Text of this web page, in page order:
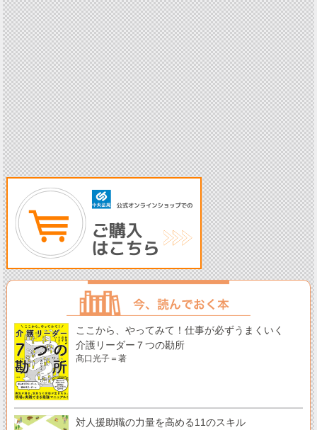
ここから、やってみて！仕事が必ずうまくいく
介護リーダー７つの勘所
髙口光子＝著
対人援助職の力量を高める11のスキル